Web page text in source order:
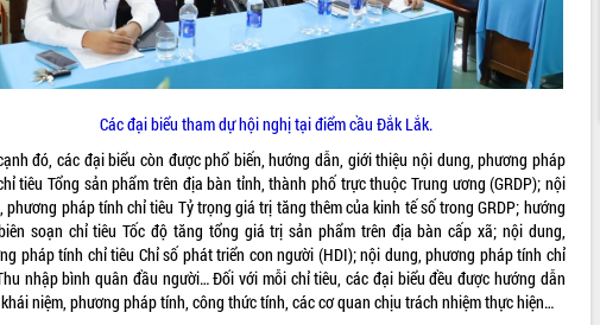
Các đại biểu tham dự hội nghị tại điểm cầu Đắk Lắk.
đó, các đại biểu còn được phổ biến, hướng dẫn, giới thiệu nội dung, phương pháp
tiêu Tổng sản phẩm trên địa bàn tỉnh, thành phố trực thuộc Trung ương (GRDP); nội
phương pháp tính chỉ tiêu Tỷ trọng giá trị tăng thêm của kinh tế số trong GRDP; hướng
soạn chỉ tiêu Tốc độ tăng tổng giá trị sản phẩm trên địa bàn cấp xã; nội dung,
pháp tính chỉ tiêu Chỉ số phát triển con người (HDI); nội dung, phương pháp tính chỉ
nhập bình quân đầu người… Đối với mỗi chỉ tiêu, các đại biểu đều được hướng dẫn
niệm, phương pháp tính, công thức tính, các cơ quan chịu trách nhiệm thực hiện…